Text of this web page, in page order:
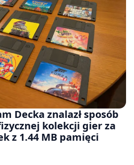
Decka znalazł sposób
kolekcji gier za
z 1.44 MB pamięci